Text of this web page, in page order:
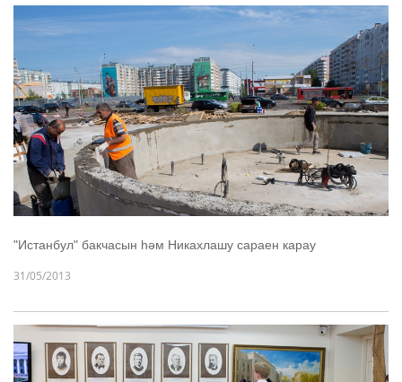
"Истанбул" бакчасын һәм Никахлашу сараен карау
31/05/2013